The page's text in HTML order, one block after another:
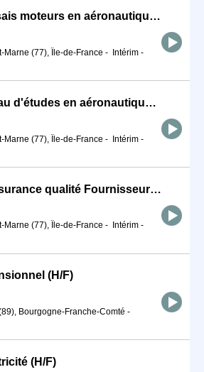
Technicien d'essais moteurs en aéronautique (H/F)
Marne (77), Île-de-France - Intérim -
Technicien bureau d'études en aéronautique (H/F)
Marne (77), Île-de-France - Intérim -
Coordinateur assurance qualité Fournisseurs (H/F)
Marne (77), Île-de-France - Intérim -
(H/F)
Bourgogne-Franche-Comté -
(H/F)